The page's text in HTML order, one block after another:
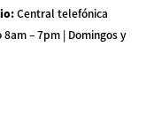
:Central telefónica
– 7pm | Domingos y